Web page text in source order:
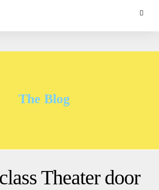
The Blog
Theater door